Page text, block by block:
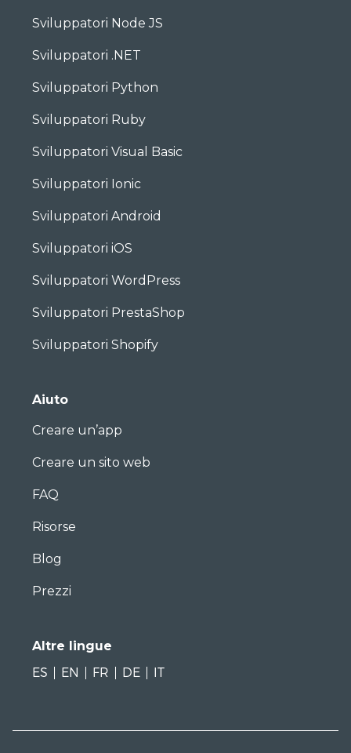
Sviluppatori Node JS
Sviluppatori .NET
Sviluppatori Python
Sviluppatori Ruby
Sviluppatori Visual Basic
Sviluppatori Ionic
Sviluppatori Android
Sviluppatori iOS
Sviluppatori WordPress
Sviluppatori PrestaShop
Sviluppatori Shopify
Aiuto
Creare un’app
Creare un sito web
FAQ
Risorse
Blog
Prezzi
Altre lingue
ES
EN FR DE IT